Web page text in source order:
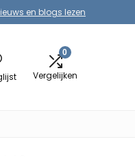
en blogs lezen
0
Vergelijken